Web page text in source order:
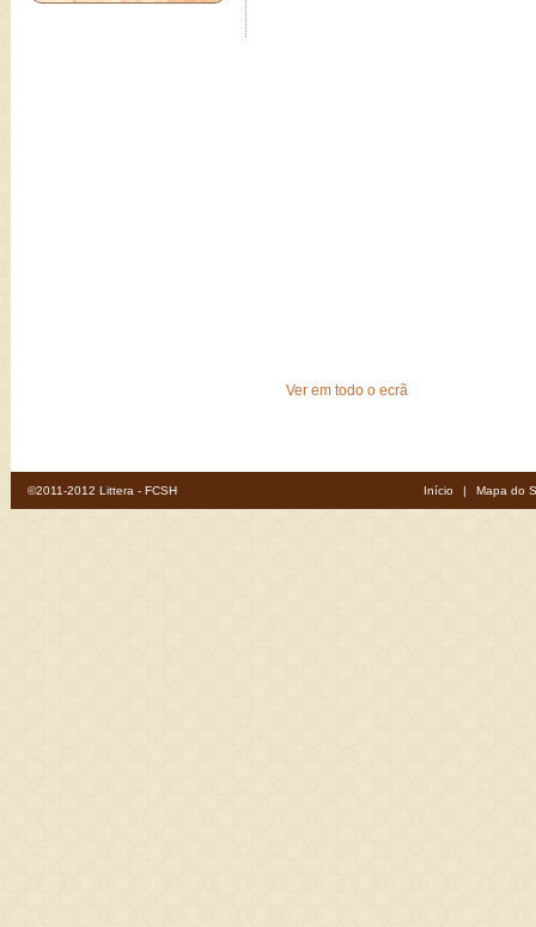
Ver em todo o ecrã
©2011-2012 Littera - FCSH Início | Mapa do